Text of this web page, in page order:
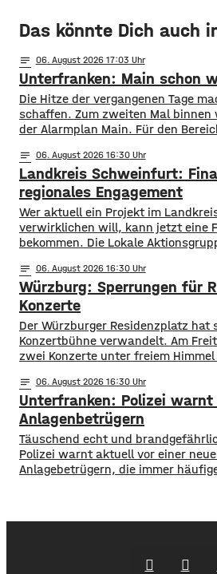
Das könnte Dich auch
notes 06. August 2026 17:03
Unterfranken: Main schon
Die Hitze der vergangenen Tage
schaffen. Zum zweiten Mal binnen
der Alarmplan Main. Für den
mainabwärts die zweite von drei
aktuell mit dem Sauerstoffgehalt
Probleme, allerdings ist die
notes 06. August 2026 16:30
Landkreis Schweinfurt:
regionales Engagement
Wer aktuell ein Projekt im
verwirklichen will, kann jetzt eine
bekommen. Die Lokale
Bewerben können sich Bürger,
Die Projekte sollen den
dienen und das Bürgerengagement
Lands stärken. Die
Daseinsvorsorge, sozialer
notes 06. August 2026 16:30
Würzburg: Sperrungen für
Konzerte
Der Würzburger Residenzplatz hat
Konzertbühne verwandelt. Am
zwei Konzerte unter freiem
Samstag ist dann das Konzert des
Konzert von Roy Bianco und den
ausverkauft, rund 16.000
notes 06. August 2026 16:30
Unterfranken: Polizei
Anlagenbetrügern
​​Täuschend echt und
Polizei warnt aktuell vor einer
Anlagebetrügern, die immer